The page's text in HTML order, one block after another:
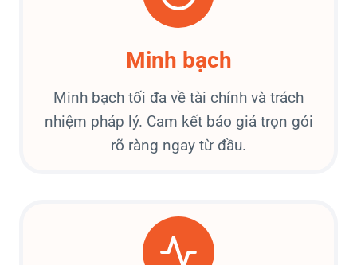
Minh bạch
Minh bạch tối đa về tài chính và trách
nhiệm pháp lý. Cam kết báo giá trọn gói
rõ ràng ngay từ đầu.